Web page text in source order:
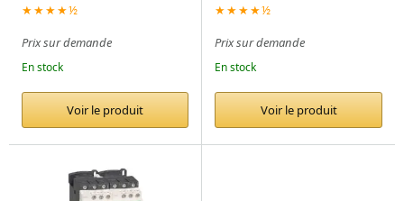
★★★★½
Prix sur demande
En stock
Voir le produit
★★★★½
Prix sur demande
En stock
Voir le produit